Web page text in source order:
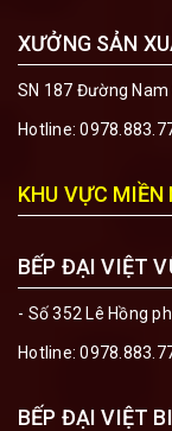
XƯỞNG SẢN
SN 187 Đường Nam
Hotline:
KHU VỰC MIỀN
BẾP ĐẠI VIỆT
- Số 352 Lê Hồng
Hotline:
BẾP ĐẠI VIỆT